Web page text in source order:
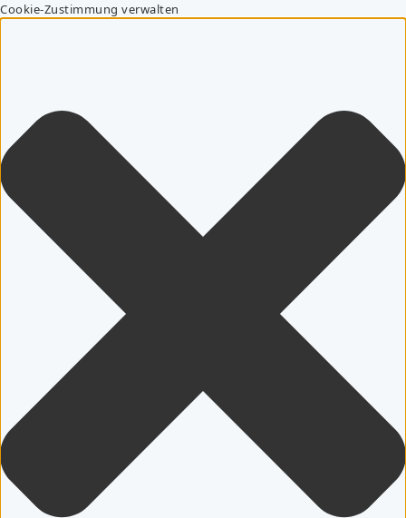
Cookie-Zustimmung verwalten